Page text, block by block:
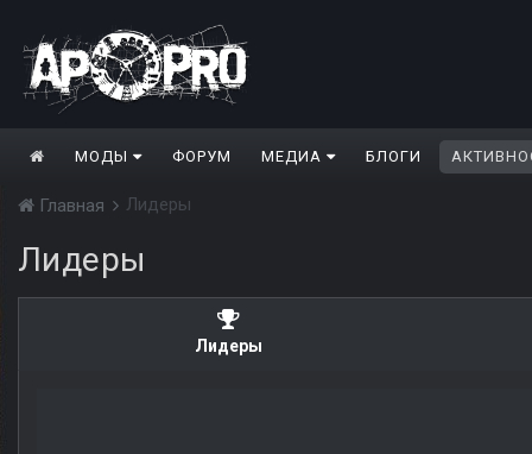
МОДЫ ФОРУМ МЕДИА БЛОГИ
Главная Лидеры
Лидеры
Лидеры